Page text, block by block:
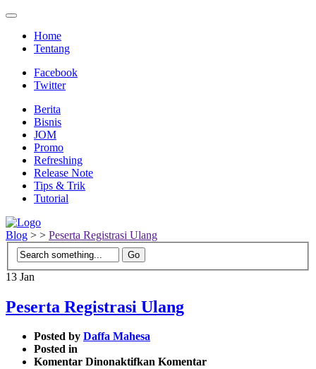
Home
Tentang
Facebook
Twitter
Berita
Bisnis
JOM
Promo
Refreshing
Release Note
Tips & Trik
Tutorial
Blog > > Peserta Registrasi Ulang
13 Jan
Peserta Registrasi Ulang
Posted by Daffa Mahesa
Posted in
Komentar Dinonaktifkan pada
Komentar